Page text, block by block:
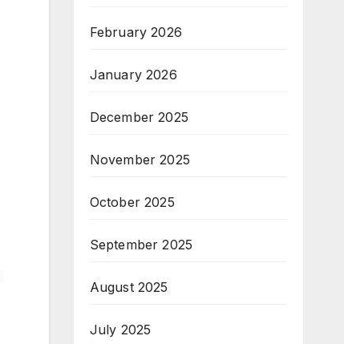
February 2026
January 2026
December 2025
November 2025
October 2025
September 2025
August 2025
July 2025